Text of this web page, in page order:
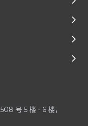
号 5 楼 - 6 楼，